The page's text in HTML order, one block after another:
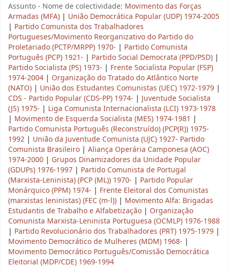
Assunto - Nome de colectividade: Movimento das Forças
Armadas (MFA) | União Democrática Popular (UDP) 1974-2005
| Partido Comunista dos Trabalhadores
Portugueses/Movimento Reorganizativo do Partido do
Proletariado (PCTP/MRPP) 1970- | Partido Comunista
Português (PCP) 1921- | Partido Social Democrata (PPD/PSD) |
Partido Socialista (PS) 1973- | Frente Socialista Popular (FSP)
1974-2004 | Organização do Tratado do Atlântico Norte
(NATO) | União dos Estudantes Comunistas (UEC) 1972-1979 |
CDS - Partido Popular (CDS-PP) 1974- | Juventude Socialista
(JS) 1975- | Liga Comunista Internacionalista (LCI) 1973-1978
| Movimento de Esquerda Socialista (MES) 1974-1981 |
Partido Comunista Português (Reconstruído) (PCP(R)) 1975-
1992 | União da Juventude Comunista (UJC) 1927- Partido
Comunista Brasileiro | Aliança Operária Camponesa (AOC)
1974-2000 | Grupos Dinamizadores da Unidade Popular
(GDUPs) 1976-1997 | Partido Comunista de Portugal
(Marxista-Leninista) (PCP (ML)) 1970- | Partido Popular
Monárquico (PPM) 1974- | Frente Eleitoral dos Comunistas
(marxistas leninistas) (FEC (m-l)) | Movimento Alfa: Brigadas
Estudantis de Trabalho e Alfabetização | Organização
Comunista Marxista-Leninista Portuguesa (OCMLP) 1976-1988
| Partido Revolucionário dos Trabalhadores (PRT) 1975-1979 |
Movimento Democrático de Mulheres (MDM) 1968- |
Movimento Democrático Português/Comissão Democrática
Eleitorial (MDP/CDE) 1969-1994